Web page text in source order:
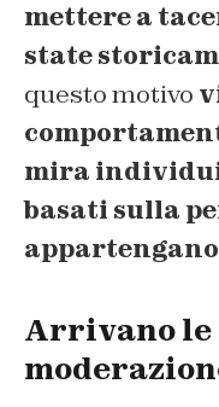
mettere a
state
questo motivo
mira individui
basati sulla
Arrivano le